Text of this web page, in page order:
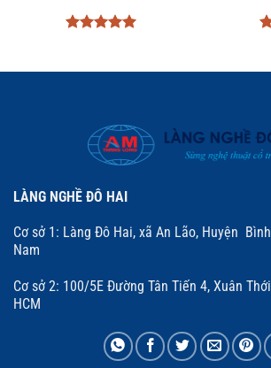
sao
LÀNG NGHỀ ĐÔ HAI
Cơ sở 1: Làng Đô Hai, xã An Lão, Huyện
Nam
Cơ sở 2: 100/5E Đường Tân Tiến 4, Xuân
HCM